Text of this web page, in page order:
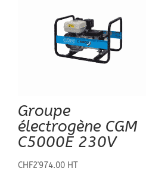
Groupe
électrogène CGM
C5000E 230V
CHF2'974.00 HT